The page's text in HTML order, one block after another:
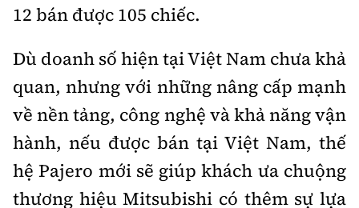
12 bán được 105 chiếc.
Dù doanh số hiện tại Việt Nam chưa khả
quan, nhưng với những nâng cấp mạnh
về nền tảng, công nghệ và khả năng vận
hành, nếu được bán tại Việt Nam, thế
hệ Pajero mới sẽ giúp khách ưa chuộng
thương hiệu Mitsubishi có thêm sự lựa